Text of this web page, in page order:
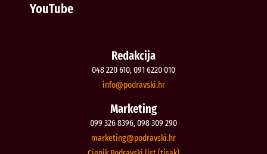
YouTube
Redakcija
048 220 610, 091 6220 010
rh.iksvardop
@ofni
Marketing
099 326 8396, 098 309 290
rh.iksvardop
@gnitekram